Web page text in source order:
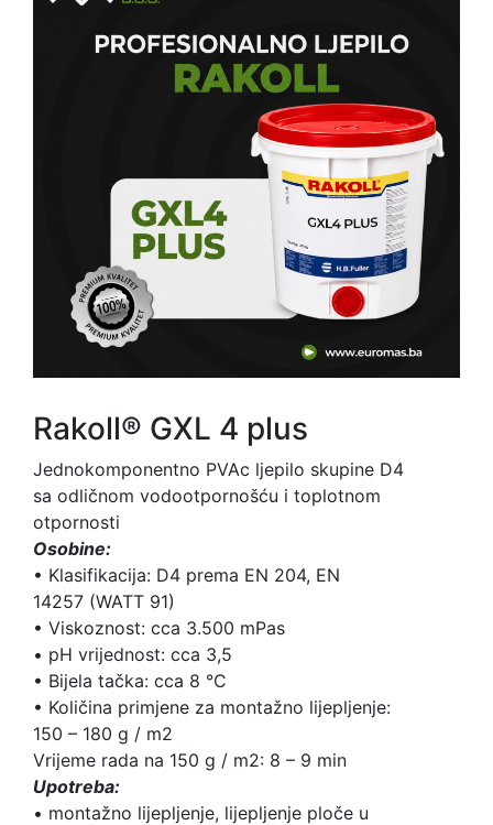
Rakoll® GXL 4 plus
Jednokomponentno PVAc ljepilo skupine D4
sa odličnom vodootpornošću i toplotnom
otpornosti
Osobine:
• Klasifikacija: D4 prema EN 204, EN
14257 (WATT 91)
• Viskoznost: cca 3.500 mPas
• pH vrijednost: cca 3,5
• Bijela tačka: cca 8 °C
• Količina primjene za montažno lijepljenje:
150 – 180 g / m2
Vrijeme rada na 150 g / m2: 8 – 9 min
Upotreba:
• montažno lijepljenje, lijepljenje ploče u